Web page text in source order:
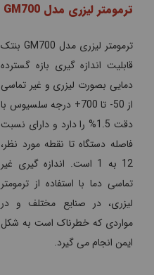
ترمومتر لیزری مدل GM700 بنتک
ترمومتر لیزری مدل GM700 بنتک
قابلیت اندازه گیری بازه گسترده
دمایی بصورت لیزری و غیر تماسی
از 50- تا 700+ درجه سلسیوس با
دقت 1.5% را دارد و دارای نسبت
فاصله دستگاه تا نقطه مورد نظر،
12 به 1 است. اندازه گیری غیر
تماسی دما با استفاده از ترمومتر
لیزری، در صنایع مختلف و در
مواردی که خطرناک است به شکل
ایمن انجام می گیرد.